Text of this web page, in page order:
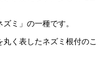
ミ」の一種です。
丸く表したネズミ根付のこ